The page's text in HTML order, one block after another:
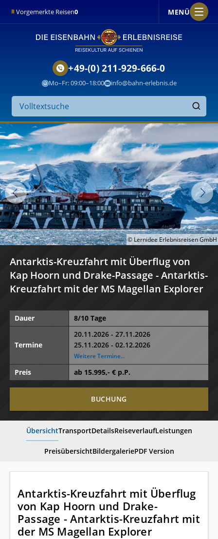
Vorgemerkte Reisen0 MENÜ
Suche
auf
der
Website
Finden
+49-(0) 211-929-666-0
Mo–Fr: 09:00–18:00 info@bahn-erlebnis.de
Antarktis-Kreuzfahrt mit Überflug von
Kap Hoorn und Drake-Passage - Antarktis-
Kreuzfahrt mit der MS Magellan Explorer
Dauer 8/10 Tage
Termine
20.11.2026 - 27.11.2026
25.11.2026 - 02.12.2026
Weitere Termine...
Preis ab 15.995,- € p.P.
BUCHUNG
© Lernidee Erlebnisreisen GmbH
ÜbersichtTransportDetailsReiseverlaufLeistungen
PreisübersichtBildergaleriePDF Version
Antarktis-Kreuzfahrt mit Überflug
von Kap Hoorn und Drake-
Passage - Antarktis-Kreuzfahrt mit
der MS Magellan Explorer